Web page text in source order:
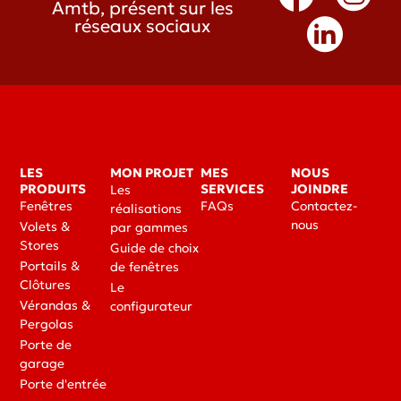
Amtb, présent sur les
réseaux sociaux
LES
PRODUITS
Fenêtres
Volets &
Stores
Portails &
Clôtures
Vérandas &
Pergolas
Porte de
garage
Porte d'entrée
MON PROJET
Les
réalisations
par gammes
Guide de choix
de fenêtres
Le
configurateur
MES
SERVICES
FAQs
NOUS
JOINDRE
Contactez-
nous